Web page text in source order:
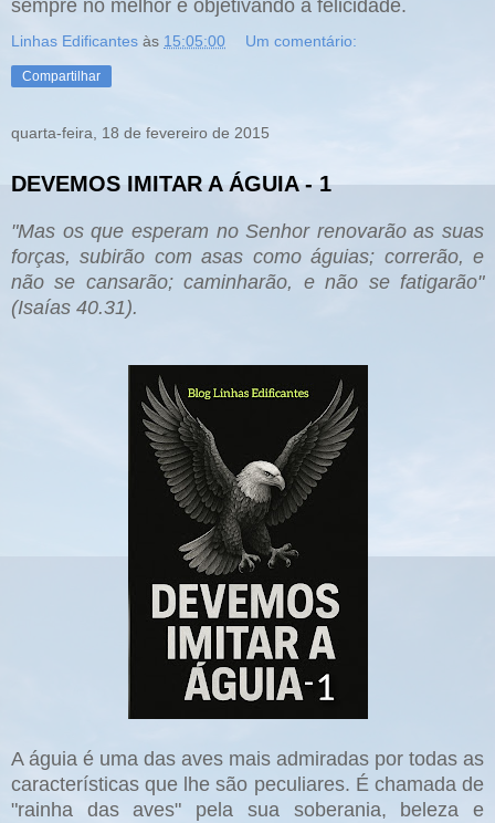
sempre no melhor e objetivando a felicidade.
Linhas Edificantes às 15:05:00 Um comentário:
Compartilhar
quarta-feira, 18 de fevereiro de 2015
DEVEMOS IMITAR A ÁGUIA - 1
"Mas os que esperam no Senhor renovarão as suas
forças, subirão com asas como águias; correrão, e
não se cansarão; caminharão, e não se fatigarão"
(Isaías 40.31).
A águia é uma das aves mais admiradas por todas as
características que lhe são peculiares. É chamada de
"rainha das aves" pela sua soberania, beleza e